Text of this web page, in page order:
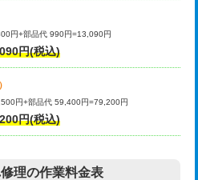
/3ｍ超
し作業）
ッキ
デッキ
16,500円+材料費
円+部品代 990円=13,090円
円(税込)
円+部品代 59,400円=79,200円
円(税込)
理の作業料金表